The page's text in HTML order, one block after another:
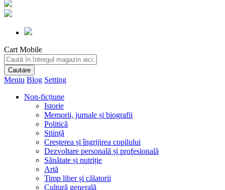
Cart Mobile
Cautare
Meniu Blog Setting
Non-ficțiune
Istorie
Memorii, jurnale și biografii
Politică
Stiință
Creșterea și îngrijirea copilului
Dezvoltare personală și profesională
Sănătate și nutriție
Artă
Timp liber și călatorii
Cultură generală